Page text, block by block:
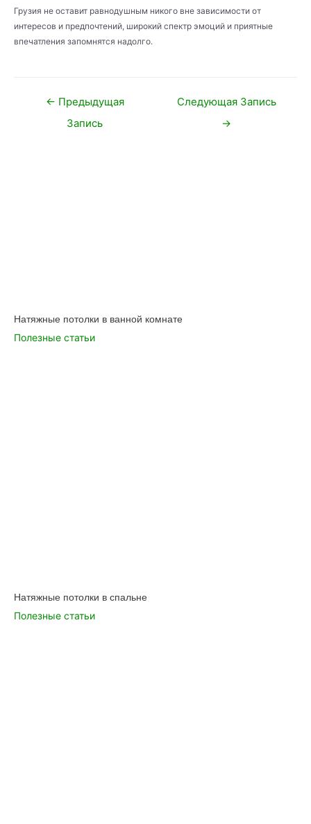
Грузия не оставит равнодушным никого вне зависимости от
интересов и предпочтений, широкий спектр эмоций и приятные
впечатления запомнятся надолго.
Навигация
← Предыдущая
Запись
Следующая Запись
→
Натяжные потолки в ванной комнате
Полезные статьи
Натяжные потолки в спальне
Полезные статьи